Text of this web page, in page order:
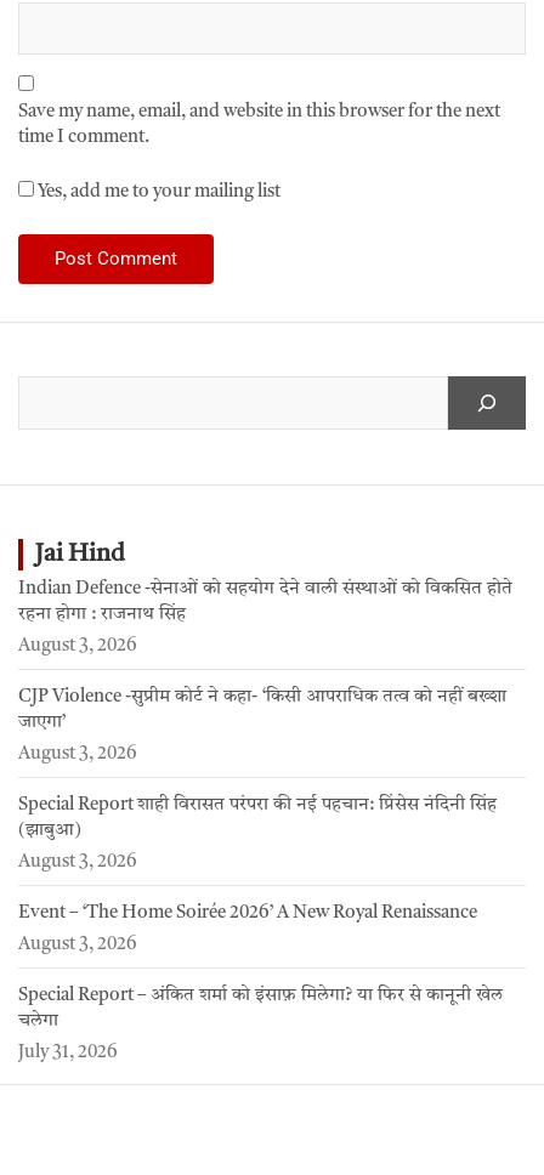
Save my name, email, and website in this browser for the next
time I comment.
Yes, add me to your mailing list
Jai Hind
Indian Defence -सेनाओं को सहयोग देने वाली संस्थाओं को विकसित होते
रहना होगा : राजनाथ सिंह
August 3, 2026
CJP Violence -सुप्रीम कोर्ट ने कहा- ‘किसी आपराधिक तत्व को नहीं बख्शा
जाएगा’
August 3, 2026
Special Report शाही विरासत परंपरा की नई पहचान: प्रिंसेस नंदिनी सिंह
(झाबुआ)
August 3, 2026
Event – ‘The Home Soirée 2026’ A New Royal Renaissance
August 3, 2026
Special Report – अंकित शर्मा को इंसाफ़ मिलेगा? या फिर से कानूनी खेल
चलेगा
July 31, 2026